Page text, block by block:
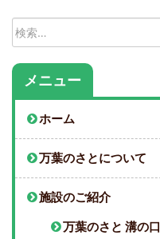
検
索:
メニュー
ホーム
万葉のさとについて
施設のご紹介
万葉のさと 溝の口